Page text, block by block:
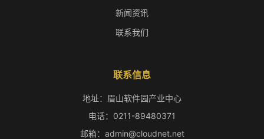
新闻资讯
联系我们
联系信息
地址：眉山软件园产业中心
电话：0211-89480371
邮箱：admin@cloudnet.net